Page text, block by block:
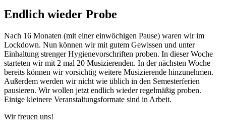
Endlich wieder Probe
Nach 16 Monaten (mit einer einwöchigen Pause) waren wir im
Lockdown. Nun können wir mit gutem Gewissen und unter
Einhaltung strenger Hygienevorschriften proben. In dieser Woche
starteten wir mit 2 mal 20 Musizierenden. In der nächsten Woche
bereits können wir vorsichtig weitere Musizierende hinzunehmen.
Außerdem werden wir nicht wie üblich in den Semesterferien
pausieren. Wir wollen jetzt endlich wieder regelmäßig proben.
Einige kleinere Veranstaltungsformate sind in Arbeit.
Wir freuen uns!